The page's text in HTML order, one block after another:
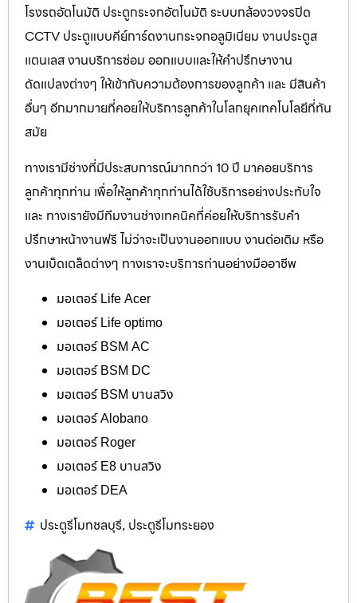
โรงรถอัตโนมัติ ประตูกระจกอัตโนมัติ ระบบกล้องวงจรปิด
CCTV ประตูแบบคีย์การ์ดงานกระจกอลูมิเนียม งานประตูส
แตนเลส งานบริการซ่อม ออกแบบและให้คำปรึกษางาน
ดัดแปลงต่างๆ ให้เข้ากับความต้องการของลูกค้า และ มีสินค้า
อื่นๆ อีกมากมายที่คอยให้บริการลูกค้าในโลกยุคเทคโนโลยีที่ทัน
สมัย
ทางเรามีช่างที่มีประสบการณ์มากกว่า 10 ปี มาคอยบริการ
ลูกค้าทุกท่าน เพื่อให้ลูกค้าทุกท่านได้ใช้บริการอย่างประทับใจ
และ ทางเรายังมีทีมงานช่างเทคนิคที่ค่อยให้บริการรับคำ
ปรึกษาหน้างานฟรี ไม่ว่าจะเป็นงานออกแบบ งานต่อเติม หรือ
งานเบ็ดเตล็ดต่างๆ ทางเราจะบริการท่านอย่างมืออาชีพ
มอเตอร์ Life Acer
มอเตอร์ Life optimo
มอเตอร์ BSM AC
มอเตอร์ BSM DC
มอเตอร์ BSM บานสวิง
มอเตอร์ Alobano
มอเตอร์ Roger
มอเตอร์ E8 บานสวิง
มอเตอร์ DEA
ประตูรีโมทชลบุรี, ประตูรีโมทระยอง